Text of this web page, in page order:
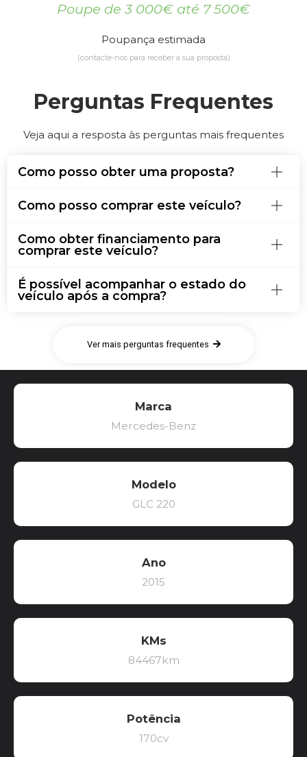
Poupe de 3 000€ até 7 500€
Poupança estimada
(contacte-nos para receber a sua proposta)
Perguntas Frequentes
Veja aqui a resposta às perguntas mais frequentes
Como posso obter uma proposta?
Como posso comprar este veículo?
Como obter financiamento para
comprar este veículo?
É possível acompanhar o estado do
veículo após a compra?
Ver mais perguntas frequentes
Marca
Mercedes-Benz
Modelo
GLC 220
Ano
2015
KMs
84467km
Potência
170cv